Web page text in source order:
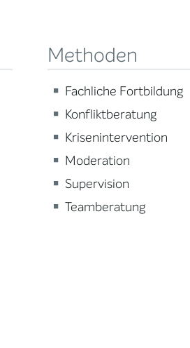
Methoden
Fachliche Fortbildung
Konfliktberatung
Krisenintervention
Moderation
Supervision
Teamberatung